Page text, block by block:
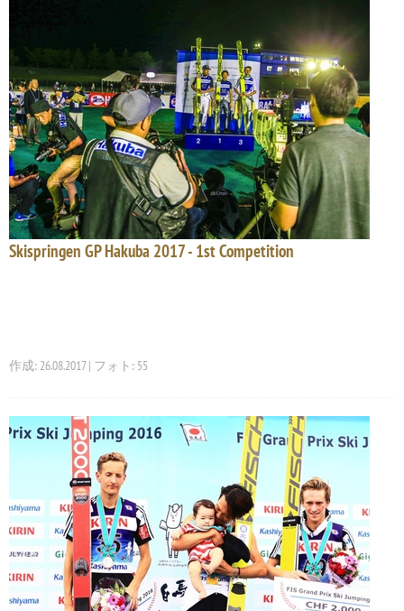
Skispringen GP Hakuba 2017 - 1st Competition
作成: 26.08.2017 | フォト: 55